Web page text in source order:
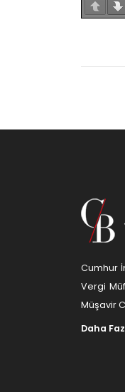
Cumhur
Vergi
Müşavir
Daha